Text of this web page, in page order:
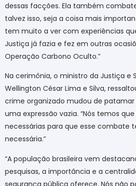
dessas facções. Ela também
talvez isso, seja a coisa mais
tem muito a ver com experiências
Justiça já fazia e fez em outras
Operação Carbono Oculto.”
Na cerimônia, o ministro da Justiça e
Wellington César Lima e Silva,
crime organizado mudou de patamar
uma expressão vazia. “Nós temos
necessárias para que esse combate
necessária.”
“A população brasileira vem
pesquisas, a importância e a
segurança pública oferece. Nós não